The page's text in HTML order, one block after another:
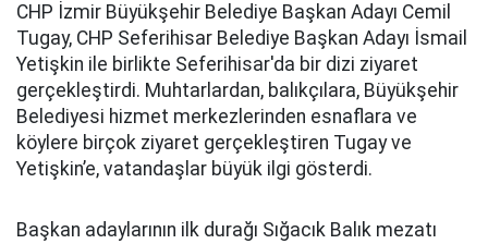
CHP İzmir Büyükşehir Belediye Başkan Adayı Cemil
Tugay, CHP Seferihisar Belediye Başkan Adayı İsmail
Yetişkin ile birlikte Seferihisar'da bir dizi ziyaret
gerçekleştirdi. Muhtarlardan, balıkçılara, Büyükşehir
Belediyesi hizmet merkezlerinden esnaflara ve
köylere birçok ziyaret gerçekleştiren Tugay ve
Yetişkin’e, vatandaşlar büyük ilgi gösterdi.
Başkan adaylarının ilk durağı Sığacık Balık mezatı